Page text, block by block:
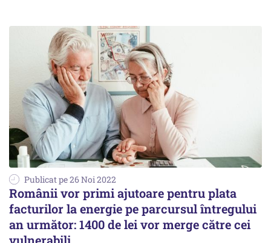
Publicat pe 26 Noi 2022
Românii vor primi ajutoare pentru plata
facturilor la energie pe parcursul întregului
an următor: 1400 de lei vor merge către cei